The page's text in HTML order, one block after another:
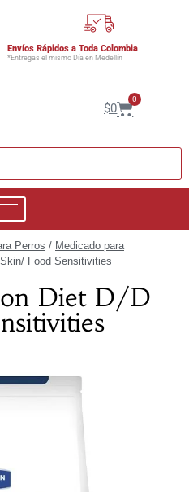
Envíos Rápidos a Toda Colombia
*Entregas el mismo Día en Medellín
$0
0
Perros / Medicado para
Food Sensitivities
Diet D/D